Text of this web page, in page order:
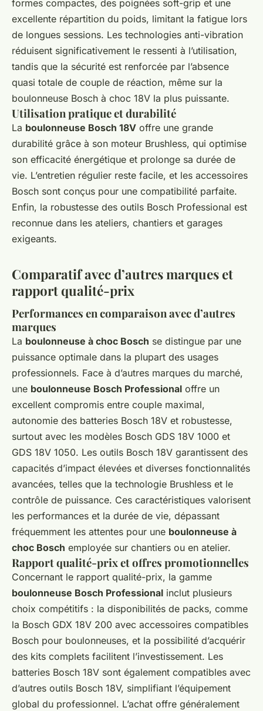
formes compactes, des poignées soft-grip et une
excellente répartition du poids, limitant la fatigue lors
de longues sessions. Les technologies anti-vibration
réduisent significativement le ressenti à l’utilisation,
tandis que la sécurité est renforcée par l’absence
quasi totale de couple de réaction, même sur la
boulonneuse Bosch à choc 18V la plus puissante.
Utilisation pratique et durabilité
La boulonneuse Bosch 18V offre une grande
durabilité grâce à son moteur Brushless, qui optimise
son efficacité énergétique et prolonge sa durée de
vie. L’entretien régulier reste facile, et les accessoires
Bosch sont conçus pour une compatibilité parfaite.
Enfin, la robustesse des outils Bosch Professional est
reconnue dans les ateliers, chantiers et garages
exigeants.
Comparatif avec d’autres marques et
rapport qualité-prix
Performances en comparaison avec d’autres
marques
La boulonneuse à choc Bosch se distingue par une
puissance optimale dans la plupart des usages
professionnels. Face à d’autres marques du marché,
une boulonneuse Bosch Professional offre un
excellent compromis entre couple maximal,
autonomie des batteries Bosch 18V et robustesse,
surtout avec les modèles Bosch GDS 18V 1000 et
GDS 18V 1050. Les outils Bosch 18V garantissent des
capacités d’impact élevées et diverses fonctionnalités
avancées, telles que la technologie Brushless et le
contrôle de puissance. Ces caractéristiques valorisent
les performances et la durée de vie, dépassant
fréquemment les attentes pour une boulonneuse à
choc Bosch employée sur chantiers ou en atelier.
Rapport qualité-prix et offres promotionnelles
Concernant le rapport qualité-prix, la gamme
boulonneuse Bosch Professional inclut plusieurs
choix compétitifs : la disponibilités de packs, comme
la Bosch GDX 18V 200 avec accessoires compatibles
Bosch pour boulonneuses, et la possibilité d’acquérir
des kits complets facilitent l’investissement. Les
batteries Bosch 18V sont également compatibles avec
d’autres outils Bosch 18V, simplifiant l’équipement
global du professionnel. L’achat offre généralement